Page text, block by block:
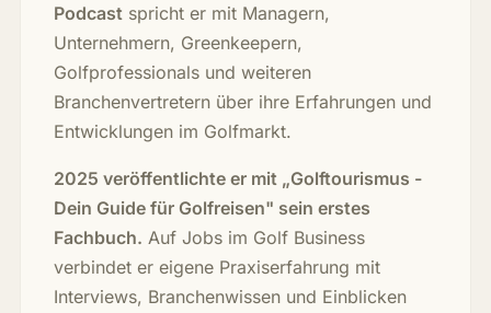
Podcast spricht er mit Managern,
Unternehmern, Greenkeepern,
Golfprofessionals und weiteren
Branchenvertretern über ihre Erfahrungen und
Entwicklungen im Golfmarkt.
2025 veröffentlichte er mit „Golftourismus -
Dein Guide für Golfreisen" sein erstes
Fachbuch. Auf Jobs im Golf Business
verbindet er eigene Praxiserfahrung mit
Interviews, Branchenwissen und Einblicken